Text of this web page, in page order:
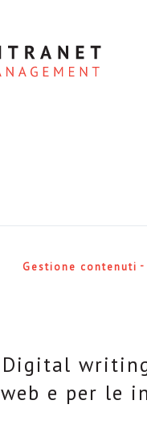
Gestione contenuti
Digital
web e per le